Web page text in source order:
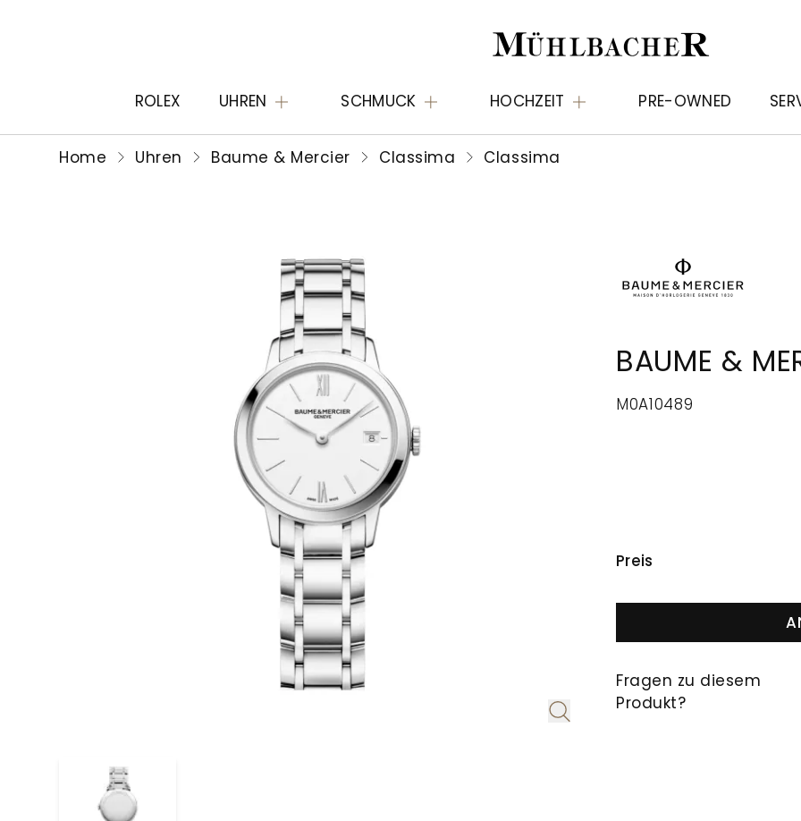
ROLEX UHREN SCHMUCK HOCHZEIT PRE-OWNED
Home Uhren Baume & Mercier Classima Classima
BAUME &
M0A10489
Preis
Fragen zu diesem
Produkt?